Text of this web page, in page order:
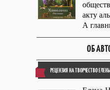
акту
А
ОБ
РЕЦЕНЗИЯ НА ТВОРЧЕСТВО